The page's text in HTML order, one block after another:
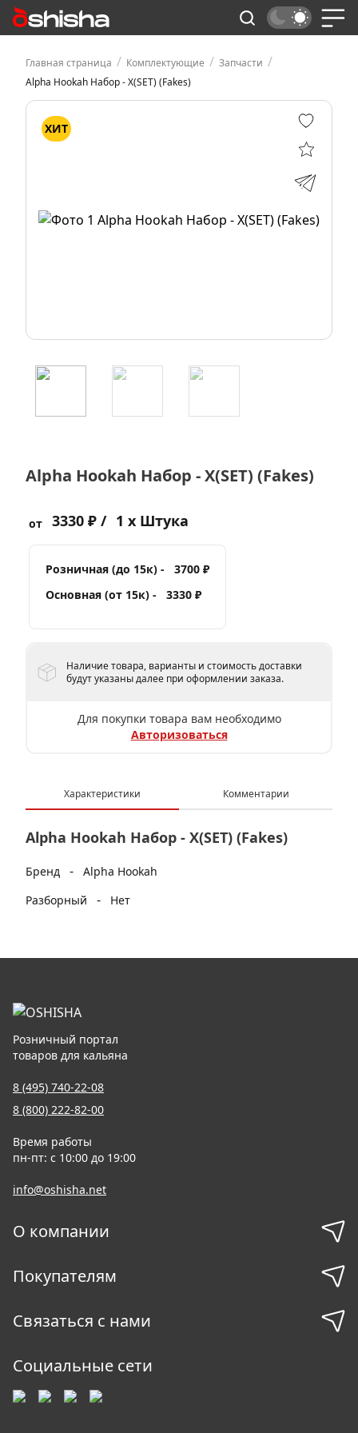
Главная страница / Комплектующие / Запчасти /
Alpha Hookah Набор - X(SET) (Fakes)
ХИТ
Alpha Hookah Набор - X(SET) (Fakes)
от 3330 ₽ / 1 x Штука
Розничная (до 15к) -
3700 ₽
Основная (от 15к) -
3330 ₽
Наличие товара, варианты и стоимость доставки
будут указаны далее при оформлении заказа.
Для покупки товара вам необходимо
Авторизоваться
Характеристики Комментарии
Alpha Hookah Набор - X(SET) (Fakes)
Бренд - Alpha Hookah
Разборный
- Нет
Розничный портал
товаров для кальяна
8 (495) 740-22-08
8 (800) 222-82-00
Время работы
пн-пт: с 10:00 до 19:00
info@oshisha.net
О компании
Покупателям
Связаться с нами
Социальные сети